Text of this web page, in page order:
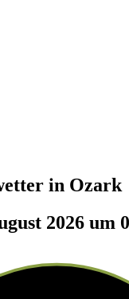
in Ozark
2026 um